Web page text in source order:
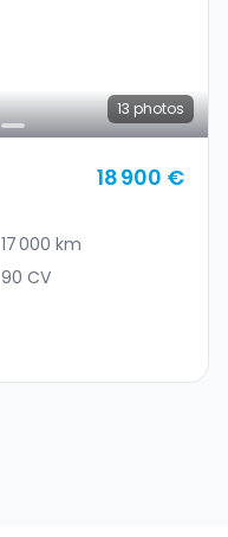
13 photos
18 900 €
17 000 km
90 CV